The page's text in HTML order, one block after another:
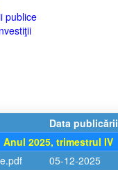
publice
Data publicării
Anul 2025, trimestrul IV
05-12-2025